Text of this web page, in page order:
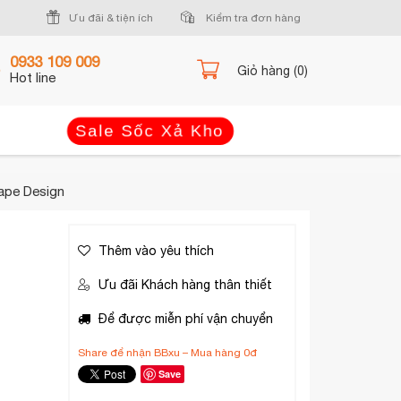
Ưu đãi & tiện ích Kiểm tra đơn hàng
0933 109 009
Hot line Giỏ hàng (0)
Sale Sốc Xả Kho
Design
Thêm vào yêu thích
Ưu đãi Khách hàng thân thiết
Để được miễn phí vận chuyển
Share để nhận BBxu – Mua hàng 0đ
Save